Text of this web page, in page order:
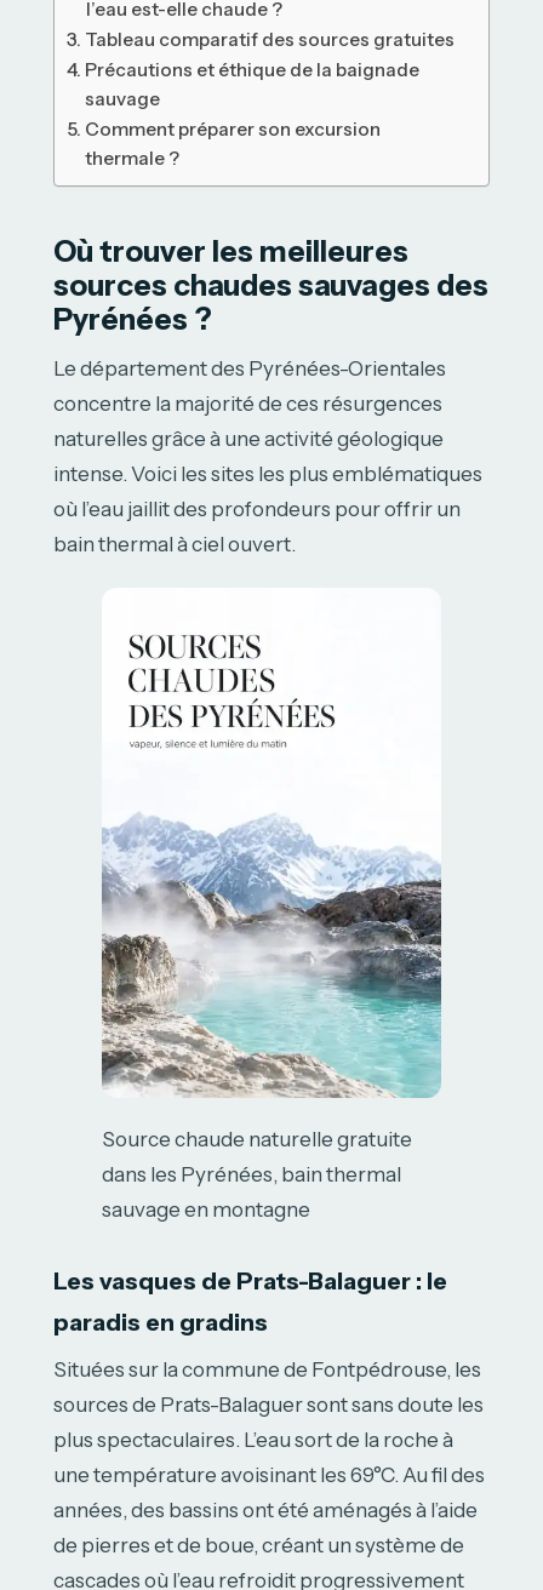
l’eau est-elle chaude ?
Tableau comparatif des sources gratuites
Précautions et éthique de la baignade
sauvage
Comment préparer son excursion
thermale ?
Où trouver les meilleures
sources chaudes sauvages des
Pyrénées ?
Le département des Pyrénées-Orientales
concentre la majorité de ces résurgences
naturelles grâce à une activité géologique
intense. Voici les sites les plus emblématiques
où l’eau jaillit des profondeurs pour offrir un
bain thermal à ciel ouvert.
Source chaude naturelle gratuite
dans les Pyrénées, bain thermal
sauvage en montagne
Les vasques de Prats-Balaguer : le
paradis en gradins
Situées sur la commune de Fontpédrouse, les
sources de Prats-Balaguer sont sans doute les
plus spectaculaires. L’eau sort de la roche à
une température avoisinant les 69°C. Au fil des
années, des bassins ont été aménagés à l’aide
de pierres et de boue, créant un système de
cascades où l’eau refroidit progressivement